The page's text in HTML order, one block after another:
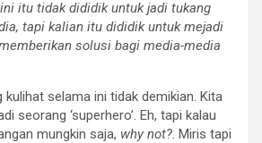
itu tidak dididik untuk jadi tukang
tapi kalian itu dididik untuk mejadi
solusi bagi media-media
kulihat selama ini tidak demikian. Kita
seorang ‘superhero’. Eh, tapi kalau
mungkin saja, why not?. Miris tapi